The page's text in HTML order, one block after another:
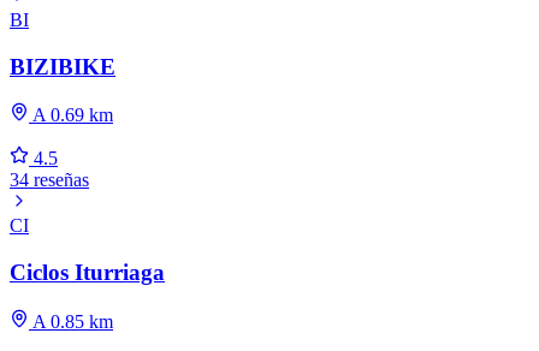
BI
BIZIBIKE
A 0.69 km
4.5
34 reseñas
CI
Ciclos Iturriaga
A 0.85 km